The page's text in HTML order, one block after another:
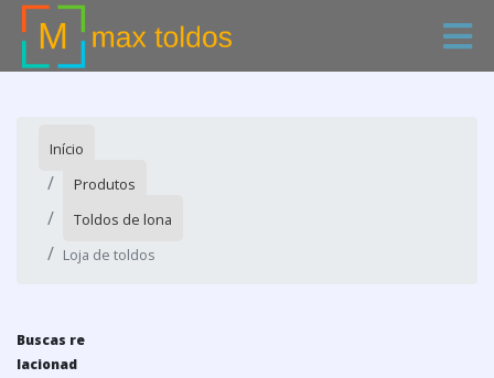
Início
Produtos
Toldos de lona
Loja de toldos
Buscas re
lacionad